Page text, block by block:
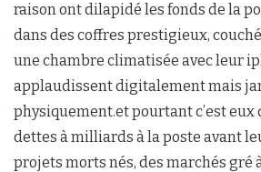
raison ont dilapidé les fonds de la
dans des coffres prestigieux,
une chambre climatisée avec leur
applaudissent digitalement mais
physiquement.et pourtant c’est eux
dettes à milliards à la poste avant
projets morts nés, des marchés gré